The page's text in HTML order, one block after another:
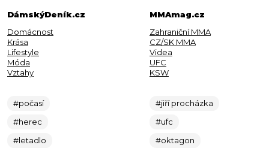
DámskýDeník.cz
Domácnost
Krása
Lifestyle
Móda
Vztahy
#počasí
#herec
#letadlo
MMAmag.cz
Zahraniční MMA
CZ/SK MMA
Videa
UFC
KSW
#jiří procházka
#ufc
#oktagon